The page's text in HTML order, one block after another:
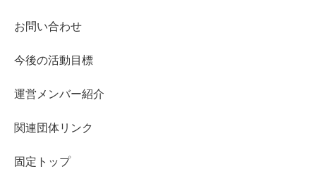
お問い合わせ
今後の活動目標
運営メンバー紹介
関連団体リンク
固定トップ